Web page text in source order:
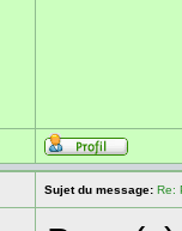
Sujet du message: Re: